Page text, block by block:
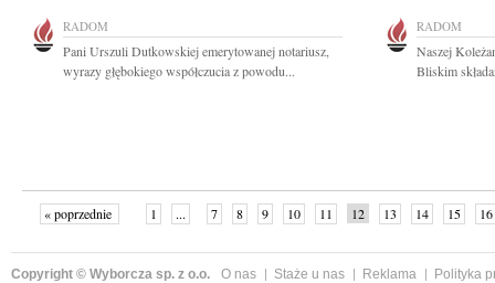
RADOM
Pani Urszuli Dutkowskiej emerytowanej notariusz,
wyrazy głębokiego współczucia z powodu...
RADOM
Naszej
Bliskim
« poprzednie 1 ... 7 8 9 10 11 12 13 14 15 16
Copyright © Wyborcza sp. z o.o. O nas Staże u nas Reklama
Polityka